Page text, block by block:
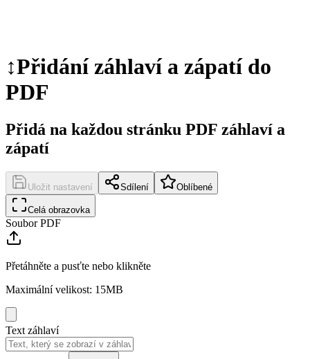
↕️Přidání záhlaví a zápatí do
PDF
Přidá na každou stránku PDF záhlaví a
zápatí
Uložit nastavení Sdílení Oblíbené
Celá obrazovka
Soubor PDF
Přetáhněte a pusťte nebo klikněte
Maximální velikost: 15MB
Text záhlaví